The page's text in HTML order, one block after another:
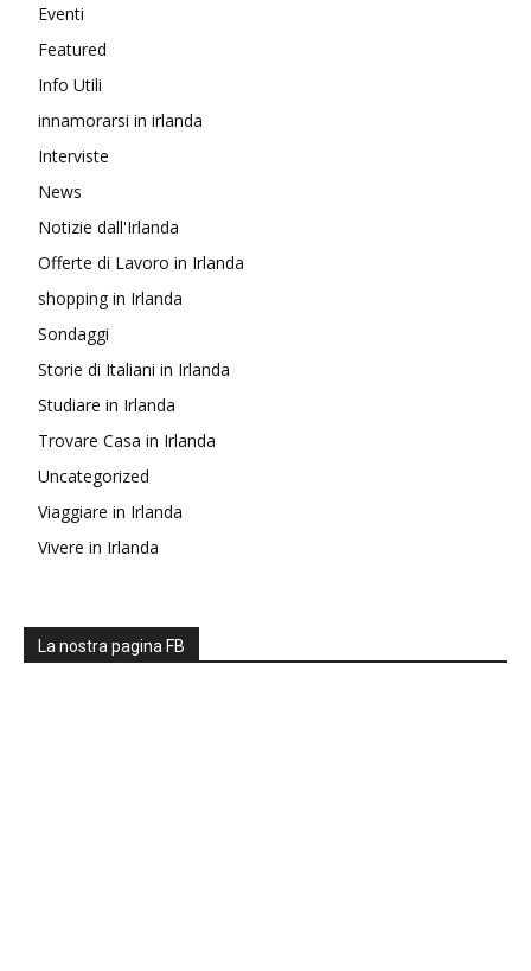
Eventi
Featured
Info Utili
innamorarsi in irlanda
Interviste
News
Notizie dall'Irlanda
Offerte di Lavoro in Irlanda
shopping in Irlanda
Sondaggi
Storie di Italiani in Irlanda
Studiare in Irlanda
Trovare Casa in Irlanda
Uncategorized
Viaggiare in Irlanda
Vivere in Irlanda
La nostra pagina FB